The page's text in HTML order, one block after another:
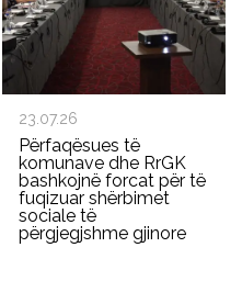
23.07.26
Përfaqësues të
komunave dhe RrGK
bashkojnë forcat për të
fuqizuar shërbimet
sociale të
përgjegjshme gjinore